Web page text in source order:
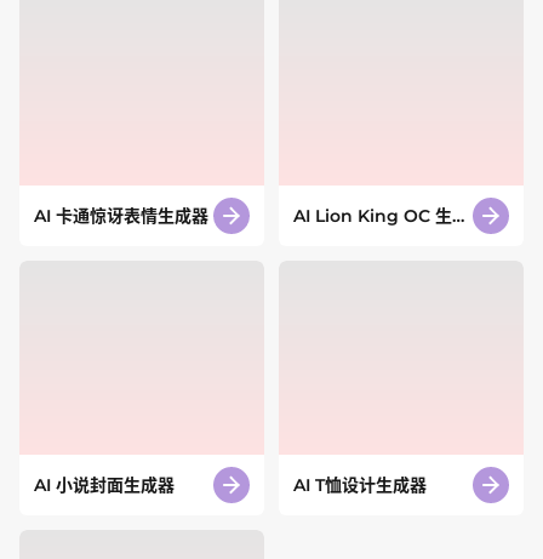
AI 卡通惊讶表情生成器
AI Lion King OC 生成
AI 小说封面生成器 AI T恤设计生成器